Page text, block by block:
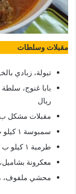
مقبلات وسلطات
تبولة، زبادي
ريال
مقبلات مشكل ب ١٥ ريال
سمبوسة ١ كيلو ب ٥٢ ريال
طرمبة ١ كيلو ب ٤٠ ريال
معكرونة بشاميل،
محشي ملفوف،